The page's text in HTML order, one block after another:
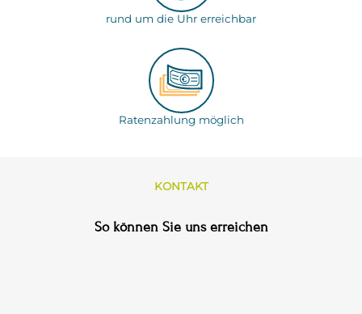
rund um die Uhr erreichbar
Ratenzahlung möglich
KONTAKT
So können Sie uns erreichen